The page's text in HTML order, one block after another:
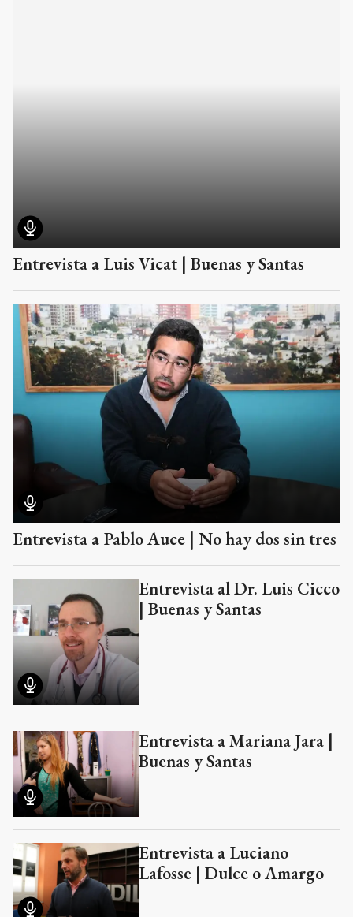
Entrevista a Luis Vicat | Buenas y Santas
Entrevista a Pablo Auce | No hay dos sin tres
Entrevista al Dr. Luis Cicco
| Buenas y Santas
Entrevista a Mariana Jara |
Buenas y Santas
Entrevista a Luciano
Lafosse | Dulce o Amargo